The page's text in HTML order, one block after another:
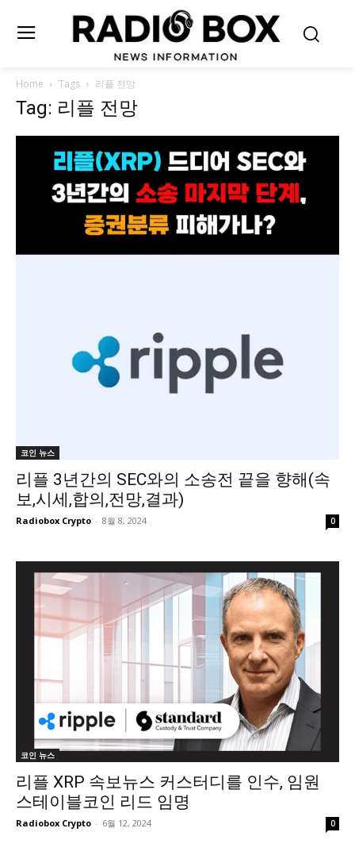
Home Tags 리플 전망
Tag: 리플 전망
코인 뉴스
리플 3년간의 SEC와의 소송전 끝을 향해(속
보,시세,합의,전망,결과)
Radiobox Crypto - 8월 8, 2024 0
코인 뉴스
리플 XRP 속보뉴스 커스터디를 인수, 임원
스테이블코인 리드 임명
Radiobox Crypto - 6월 12, 2024 0